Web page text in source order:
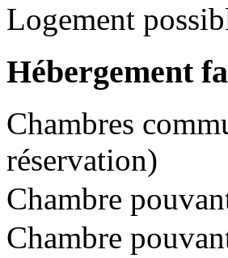
Logement
Hébergement
Chambres
réservation)
Chambre
Chambre